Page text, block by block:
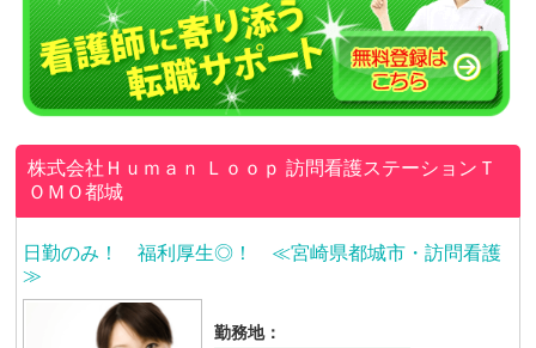
株式会社Ｈｕｍａｎ Ｌｏｏｐ訪問看護ステーションＴ
ＯＭＯ都城
日勤のみ！ 福利厚生◎！ ≪宮崎県都城市・訪問看護
≫
勤務地：